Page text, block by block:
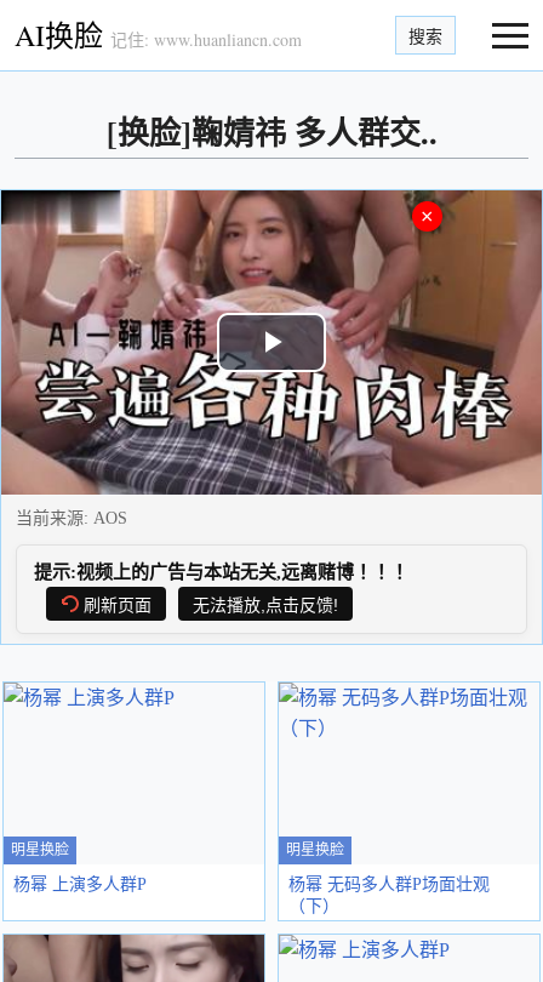
AI换脸 记住: www.huanliancn.com 搜索
[换脸]鞠婧祎 多人群交..
Play
Video
×
当前来源: AOS
提示:视频上的广告与本站无关,远离赌博！！！
刷新页面
无法播放,点击反馈!
明星换脸
杨幂 上演多人群P
明星换脸
杨幂 无码多人群P场面壮观
（下）